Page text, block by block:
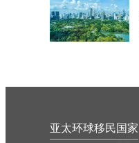
亚太环球移民国家